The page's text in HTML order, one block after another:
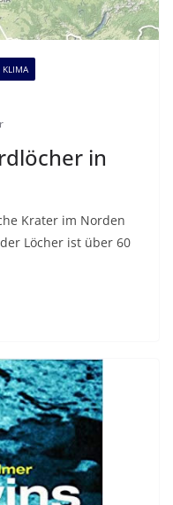
KLIMA
in
Krater im Norden
Löcher ist über 60